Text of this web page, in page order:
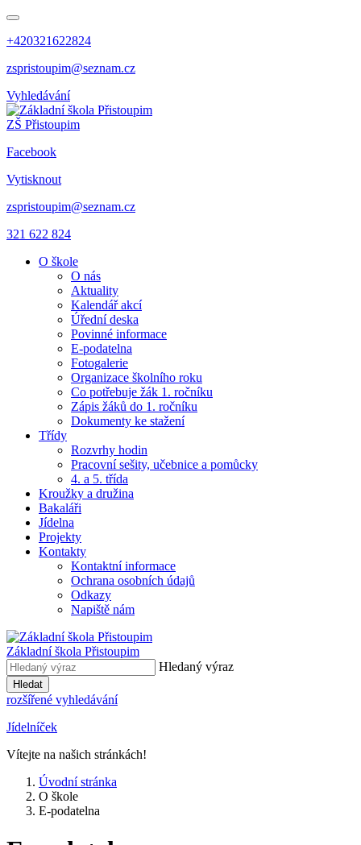
+420321622824
zspristoupim@seznam.cz
Vyhledávání
ZŠ Přistoupim
Facebook
Vytisknout
zspristoupim@seznam.cz
321 622 824
O škole
O nás
Aktuality
Kalendář akcí
Úřední deska
Povinné informace
E-podatelna
Fotogalerie
Organizace školního roku
Co potřebuje žák 1. ročníku
Zápis žáků do 1. ročníku
Dokumenty ke stažení
Třídy
Rozvrhy hodin
Pracovní sešity, učebnice a pomůcky
4. a 5. třída
Kroužky a družina
Bakaláři
Jídelna
Projekty
Kontakty
Kontaktní informace
Ochrana osobních údajů
Odkazy
Napiště nám
Základní škola Přistoupim
Hledaný výraz
Hledat
rozšířené vyhledávání
Jídelníček
Vítejte na našich stránkách!
Úvodní stránka
O škole
E-podatelna